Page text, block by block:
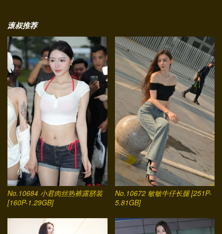
滚叔推荐
No.10684 小君肉丝热裤露脐装
[160P-1.29GB]
No.10672 敏敏牛仔长腿 [251P-
5.81GB]